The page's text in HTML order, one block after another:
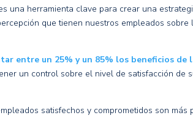
una herramienta clave para crear una
que tienen nuestros empleados sobre
entre un 25% y un 85% los beneficios de
un control sobre el nivel de satisfacción de
satisfechos y comprometidos son más